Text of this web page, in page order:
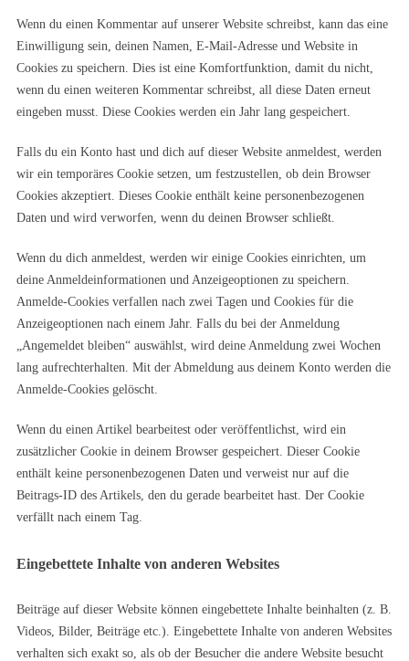
Wenn du einen Kommentar auf unserer Website schreibst, kann das eine
Einwilligung sein, deinen Namen, E-Mail-Adresse und Website in
Cookies zu speichern. Dies ist eine Komfortfunktion, damit du nicht,
wenn du einen weiteren Kommentar schreibst, all diese Daten erneut
eingeben musst. Diese Cookies werden ein Jahr lang gespeichert.
Falls du ein Konto hast und dich auf dieser Website anmeldest, werden
wir ein temporäres Cookie setzen, um festzustellen, ob dein Browser
Cookies akzeptiert. Dieses Cookie enthält keine personenbezogenen
Daten und wird verworfen, wenn du deinen Browser schließt.
Wenn du dich anmeldest, werden wir einige Cookies einrichten, um
deine Anmeldeinformationen und Anzeigeoptionen zu speichern.
Anmelde-Cookies verfallen nach zwei Tagen und Cookies für die
Anzeigeoptionen nach einem Jahr. Falls du bei der Anmeldung
„Angemeldet bleiben“ auswählst, wird deine Anmeldung zwei Wochen
lang aufrechterhalten. Mit der Abmeldung aus deinem Konto werden die
Anmelde-Cookies gelöscht.
Wenn du einen Artikel bearbeitest oder veröffentlichst, wird ein
zusätzlicher Cookie in deinem Browser gespeichert. Dieser Cookie
enthält keine personenbezogenen Daten und verweist nur auf die
Beitrags-ID des Artikels, den du gerade bearbeitet hast. Der Cookie
verfällt nach einem Tag.
Eingebettete Inhalte von anderen Websites
Beiträge auf dieser Website können eingebettete Inhalte beinhalten (z. B.
Videos, Bilder, Beiträge etc.). Eingebettete Inhalte von anderen Websites
verhalten sich exakt so, als ob der Besucher die andere Website besucht